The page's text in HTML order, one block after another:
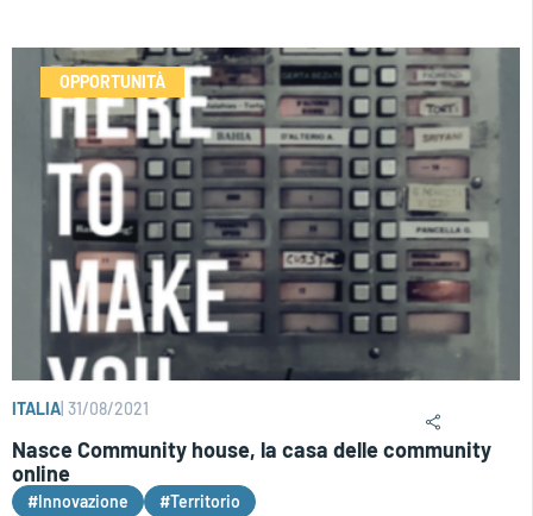
OPPORTUNITÀ
ITALIA 31/08/2021
Nasce Community house, la casa delle community
online
#Innovazione #Territorio